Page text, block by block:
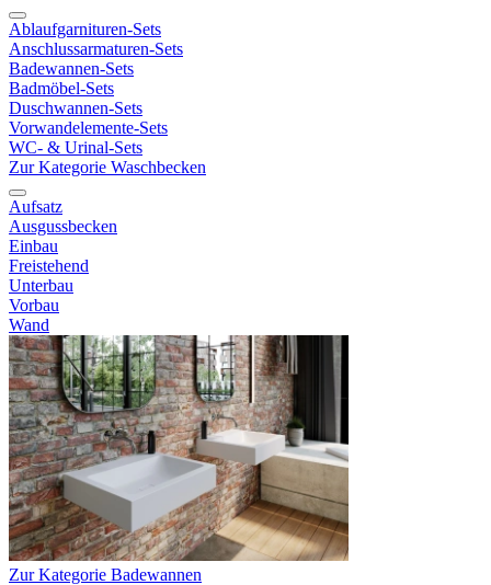
Ablaufgarnituren-Sets
Anschlussarmaturen-Sets
Badewannen-Sets
Badmöbel-Sets
Duschwannen-Sets
Vorwandelemente-Sets
WC- & Urinal-Sets
Zur Kategorie Waschbecken
Aufsatz
Ausgussbecken
Einbau
Freistehend
Unterbau
Vorbau
Wand
Zur Kategorie Badewannen